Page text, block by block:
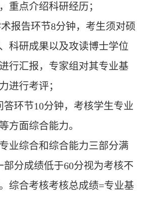
重点介绍科研经历；
术报告环节8分钟，考生须对硕
科研成果以及攻读博士学位
行汇报，专家组对其专业基
进行考评；
答环节10分钟，考核学生专业
方面综合能力。
业综合和综合能力三部分满
部分成绩低于60分视为考核不
综合考核考核总成绩=专业基